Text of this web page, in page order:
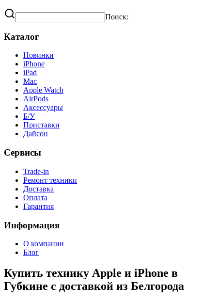
Поиск:
Каталог
Новинки
iPhone
iPad
Mac
Apple Watch
AirPods
Аксессуары
Б/У
Приставки
Дайсон
Сервисы
Trade-in
Ремонт техники
Доставка
Оплата
Гарантия
Информация
О компании
Блог
Купить технику Apple и iPhone в
Губкине с доставкой из Белгорода